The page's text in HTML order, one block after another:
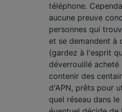
téléphone.
aucune preuve
personnes qui
et se demandent à
(gardez à l'esprit
déverrouillé
contenir des
d'APN, prêts pour
quel réseau dans